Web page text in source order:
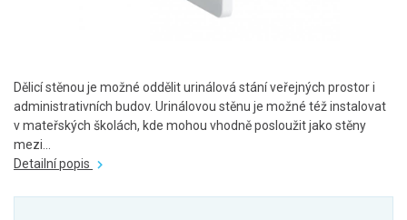
Dělicí stěnou je možné oddělit urinálová stání veřejných prostor i
administrativních budov. Urinálovou stěnu je možné též instalovat
v mateřských školách, kde mohou vhodně posloužit jako stěny
mezi...
Detailní popis